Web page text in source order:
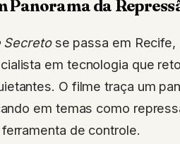
Panorama da
Secretose passa em Recife,
em tecnologia que
O filme traça um
em temas como
de controle.